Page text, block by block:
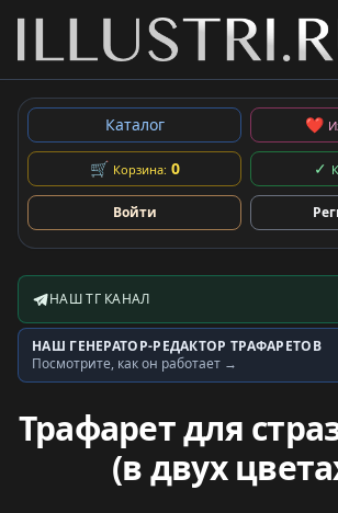
Каталог ❤
🛒 Корзина: 0 ✓
Войти
Telegram-канал
НАШ ТГ КАНАЛ
Генератор трафаретов
НАШ ГЕНЕРАТОР-РЕДАКТОР ТРАФАРЕТОВ
Посмотрите, как он работает →
Трафарет для
(в двух